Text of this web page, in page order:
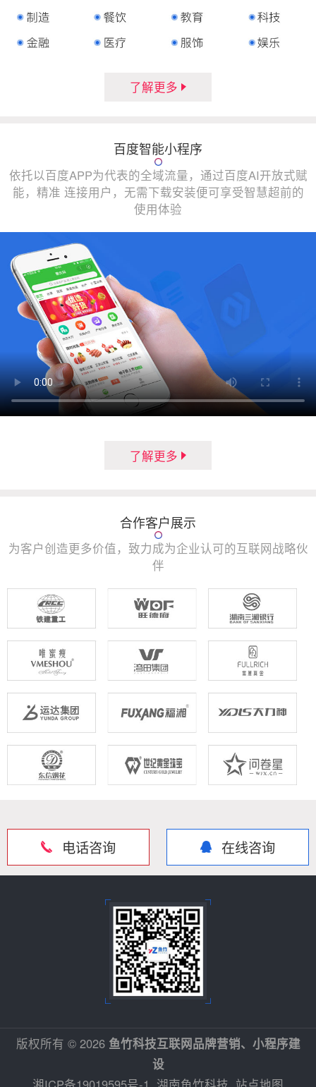
了解更多
百度智能小程序
依托以百度APP为代表的全域流量，通过百度AI开放式赋
能，精准 连接用户，无需下载安装便可享受智慧超前的
使用体验
了解更多
合作客户展示
为客户创造更多价值，致力成为企业认可的互联网战略伙
伴
电话咨询 在线咨询
版权所有 © 2026 鱼竹科技互联网品牌营销、小程序建
设